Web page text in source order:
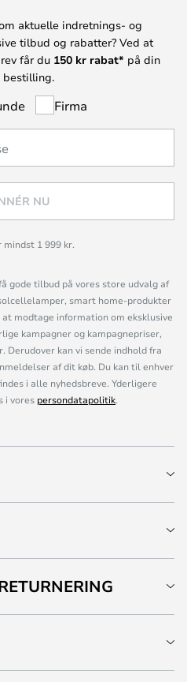
aktuelle indretnings- og
tilbud og rabatter? Ved at
får du 150 kr rabat* på din
Firma
NU
mindst 1 999 kr.
gode tilbud på vores store udvalg af
smart home-produkter
modtage information om eksklusive
kampagner og kampagnepriser,
Derudover kan vi sende indhold fra
af dit køb. Du kan til enhver
i alle nyhedsbreve. Yderligere
i vores persondatapolitik.